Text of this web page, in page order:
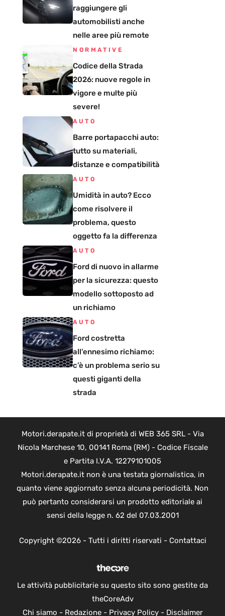
raggiungere gli
automobilisti anche
nelle aree più remote
NORMATIVE
Codice della Strada
2026: nuove regole in
vigore e multe più
severe!
AUTO
Barre portapacchi auto:
tutto su materiali,
distanze e compatibilità
AUTO
Umidità in auto? Ecco
come risolvere il
problema, questo
oggetto fa la differenza
AUTO
Ford di nuovo in allarme
per la sicurezza: questo
modello sottoposto ad
un richiamo
AUTO
Ford costretta
all’ennesimo richiamo:
c’è un problema serio su
questi giganti della
strada
Motori.derapate.it di proprietà di WEB 365 SRL - Via
Nicola Marchese 10, 00141 Roma (RM) - Codice Fiscale
e Partita I.V.A. 12279101005
Motori.derapate.it non è una testata giornalistica, in
quanto viene aggiornato senza alcuna periodicità. Non
può pertanto considerarsi un prodotto editoriale ai
sensi della legge n. 62 del 07.03.2001
Copyright ©2026 - Tutti i diritti riservati - Contattaci
Le attività pubblicitarie su questo sito sono gestite da
theCoreAdv
Chi siamo - Redazione- Privacy Policy- Disclaimer